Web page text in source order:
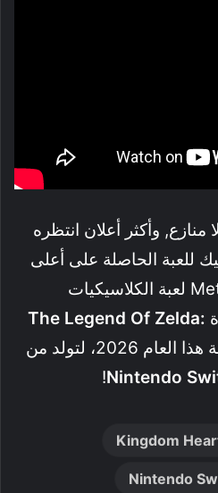
وأكثر أعلان انتظره
للعبة الحاصلة على أعلى
The Legend Of Zelda:
قادمة هذا العام 2026، لتولد من
Nintendo
!
Kingdom
Nintendo